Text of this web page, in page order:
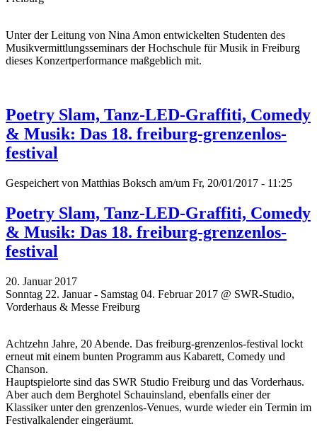
Unter der Leitung von Nina Amon entwickelten Studenten des
Musikvermittlungsseminars der Hochschule für Musik in Freiburg
dieses Konzertperformance maßgeblich mit.
Poetry Slam, Tanz-LED-Graffiti, Comedy
& Musik: Das 18. freiburg-grenzenlos-
festival
Gespeichert von Matthias Boksch am/um Fr, 20/01/2017 - 11:25
Poetry Slam, Tanz-LED-Graffiti, Comedy
& Musik: Das 18. freiburg-grenzenlos-
festival
20. Januar 2017
Sonntag 22. Januar - Samstag 04. Februar 2017 @ SWR-Studio,
Vorderhaus & Messe Freiburg
Achtzehn Jahre, 20 Abende. Das freiburg-grenzenlos-festival lockt
erneut mit einem bunten Programm aus Kabarett, Comedy und
Chanson.
Hauptspielorte sind das SWR Studio Freiburg und das Vorderhaus.
Aber auch dem Berghotel Schauinsland, ebenfalls einer der
Klassiker unter den grenzenlos-Venues, wurde wieder ein Termin im
Festivalkalender eingeräumt.